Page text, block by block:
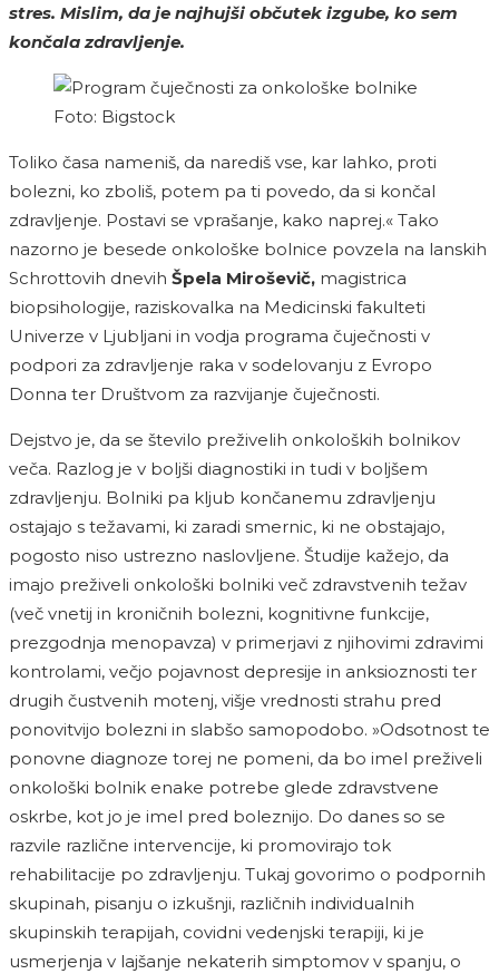
stres. Mislim, da je najhujši občutek izgube, ko sem
končala zdravljenje.
Foto: Bigstock
Toliko časa nameniš, da narediš vse, kar lahko, proti
bolezni, ko zboliš, potem pa ti povedo, da si končal
zdravljenje. Postavi se vprašanje, kako naprej.« Tako
nazorno je besede onkološke bolnice povzela na lanskih
Schrottovih dnevih Špela Miroševič, magistrica
biopsihologije, raziskovalka na Medicinski fakulteti
Univerze v Ljubljani in vodja programa čuječnosti v
podpori za zdravljenje raka v sodelovanju z Evropo
Donna ter Društvom za razvijanje čuječnosti.
Dejstvo je, da se število preživelih onkoloških bolnikov
veča. Razlog je v boljši diagnostiki in tudi v boljšem
zdravljenju. Bolniki pa kljub končanemu zdravljenju
ostajajo s težavami, ki zaradi smernic, ki ne obstajajo,
pogosto niso ustrezno naslovljene. Študije kažejo, da
imajo preživeli onkološki bolniki več zdravstvenih težav
(več vnetij in kroničnih bolezni, kognitivne funkcije,
prezgodnja menopavza) v primerjavi z njihovimi zdravimi
kontrolami, večjo pojavnost depresije in anksioznosti ter
drugih čustvenih motenj, višje vrednosti strahu pred
ponovitvijo bolezni in slabšo samopodobo. »Odsotnost te
ponovne diagnoze torej ne pomeni, da bo imel preživeli
onkološki bolnik enake potrebe glede zdravstvene
oskrbe, kot jo je imel pred boleznijo. Do danes so se
razvile različne intervencije, ki promovirajo tok
rehabilitacije po zdravljenju. Tukaj govorimo o podpornih
skupinah, pisanju o izkušnji, različnih individualnih
skupinskih terapijah, covidni vedenjski terapiji, ki je
usmerjenja v lajšanje nekaterih simptomov v spanju, o